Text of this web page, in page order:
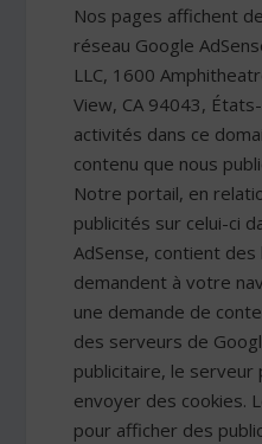
Nos pages affichent
réseau Google
LLC, 1600
View, CA 94043,
activités dans ce
contenu que nous
Notre portail, en
publicités sur celui-ci
AdSense, contient
demandent à votre
une demande de
des serveurs de
publicitaire, le
envoyer des cookies.
pour afficher des